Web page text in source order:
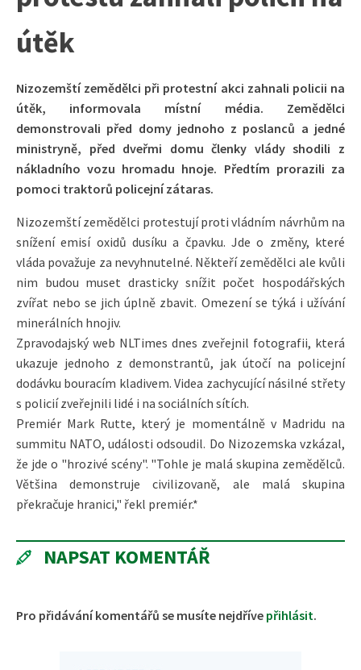
útěk
Nizozemští zemědělci při protestní akci zahnali policii na
útěk, informovala místní média. Zemědělci
demonstrovali před domy jednoho z poslanců a jedné
ministryně, před dveřmi domu členky vlády shodili z
nákladního vozu hromadu hnoje. Předtím prorazili za
pomoci traktorů policejní zátaras.
Nizozemští zemědělci protestují proti vládním návrhům na
snížení emisí oxidů dusíku a čpavku. Jde o změny, které
vláda považuje za nevyhnutelné. Někteří zemědělci ale kvůli
nim budou muset drasticky snížit počet hospodářských
zvířat nebo se jich úplně zbavit. Omezení se týká i užívání
minerálních hnojiv.
Zpravodajský web NLTimes dnes zveřejnil fotografii, která
ukazuje jednoho z demonstrantů, jak útočí na policejní
dodávku bouracím kladivem. Videa zachycující násilné střety
s policií zveřejnili lidé i na sociálních sítích.
Premiér Mark Rutte, který je momentálně v Madridu na
summitu NATO, události odsoudil. Do Nizozemska vzkázal,
že jde o "hrozivé scény". "Tohle je malá skupina zemědělců.
Většina demonstruje civilizovaně, ale malá skupina
překračuje hranici," řekl premiér.*
NAPSAT KOMENTÁŘ
Pro přidávání komentářů se musíte nejdříve přihlásit.